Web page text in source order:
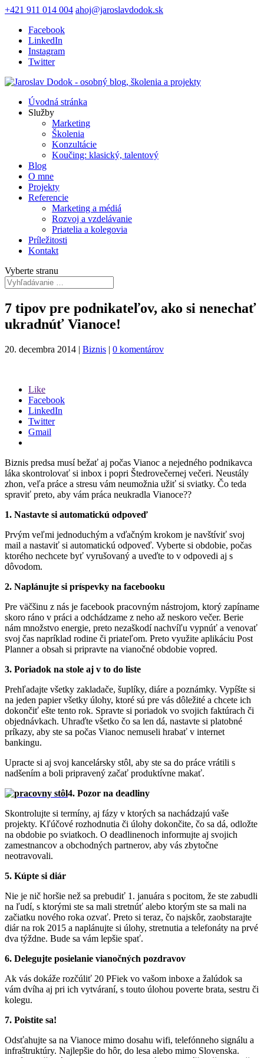
+421 911 014 004 ahoj@jaroslavdodok.sk
Facebook
LinkedIn
Instagram
Twitter
Úvodná stránka
Služby
Marketing
Školenia
Konzultácie
Koučing: klasický, talentový
Blog
O mne
Projekty
Referencie
Marketing a médiá
Rozvoj a vzdelávanie
Priatelia a kolegovia
Príležitosti
Kontakt
Vyberte stranu
7 tipov pre podnikateľov, ako si nenechať
ukradnúť Vianoce!
20. decembra 2014 | Biznis | 0 komentárov
Like
Facebook
LinkedIn
Twitter
Gmail
Biznis predsa musí bežať aj počas Vianoc a nejedného podnikavca
láka skontrolovať si inbox i popri Štedrovečernej večeri. Neustály
zhon, veľa práce a stresu vám neumožnia užiť si sviatky. Čo teda
spraviť preto, aby vám práca neukradla Vianoce??
1. Nastavte si automatickú odpoveď
Prvým veľmi jednoduchým a vďačným krokom je navštíviť svoj
mail a nastaviť si automatickú odpoveď. Vyberte si obdobie, počas
ktorého nechcete byť vyrušovaný a uveďte to v odpovedi aj s
dôvodom.
2. Naplánujte si príspevky na facebooku
Pre väčšinu z nás je facebook pracovným nástrojom, ktorý zapíname
skoro ráno v práci a odchádzame z neho až neskoro večer. Berie
nám množstvo energie, preto nezaškodí nachvíľu vypnúť a venovať
svoj čas napríklad rodine či priateľom. Preto využite aplikáciu Post
Planner a obsah si pripravte na vianočné obdobie vopred.
3. Poriadok na stole aj v to do liste
Prehľadajte všetky zakladače, šuplíky, diáre a poznámky. Vypíšte si
na jeden papier všetky úlohy, ktoré sú pre vás dôležité a chcete ich
dokončiť ešte tento rok. Spravte si poriadok vo svojich faktúrach či
objednávkach. Uhraďte všetko čo sa len dá, nastavte si platobné
príkazy, aby ste sa počas Vianoc nemuseli hrabať v internet
bankingu.
Upracte si aj svoj kancelársky stôl, aby ste sa do práce vrátili s
nadšením a boli pripravený začať produktívne makať.
4. Pozor na deadliny
Skontrolujte si termíny, aj fázy v ktorých sa nachádzajú vaše
projekty. Kľúčové rozhodnutia či úlohy dokončite, čo sa dá, odložte
na obdobie po sviatkoch. O deadlinenoch informujte aj svojich
zamestnancov a obchodných partnerov, aby vás zbytočne
neotravovali.
5. Kúpte si diár
Nie je nič horšie než sa prebudiť 1. januára s pocitom, že ste zabudli
na ľudí, s ktorými ste sa mali stretnúť alebo ktorým ste sa mali na
začiatku nového roka ozvať. Preto si teraz, čo najskôr, zaobstarajte
diár na rok 2015 a naplánujte si úlohy, stretnutia a telefonáty na prvé
dva týždne. Bude sa vám lepšie spať.
6. Delegujte posielanie vianočných pozdravov
Ak vás dokáže rozčúliť 20 PFiek vo vašom inboxe a žalúdok sa
vám dvíha aj pri ich vytváraní, s touto úlohou poverte brata, sestru či
kolegu.
7. Poistite sa!
Odsťahujte sa na Vianoce mimo dosahu wifi, telefónneho signálu a
infraštruktúry. Najlepšie do hôr, do lesa alebo mimo Slovenska.